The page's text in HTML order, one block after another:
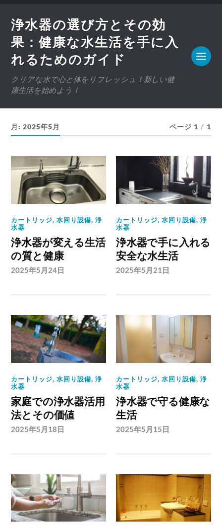
浄水器の選び方とその効
果：健康な水生活を手に入
れるためのガイド
クリアな水で心と体をリフレッシュ！新しい健
康生活を始めよう！
月:2025年5月 ページ 1 / 1
カートリッジ,水回り設備,浄
水器
浄水器が変える生活
の質と健康
2025年5月24日
カートリッジ,水回り設備,浄
水器
浄水器で手に入れる
安全な水生活
2025年5月21日
カートリッジ,水回り設備,浄
水器
家庭での浄水器活用
法とその価値
2025年5月18日
カートリッジ,水回り設備,浄
水器
浄水器で守る健康な
生活
2025年5月15日